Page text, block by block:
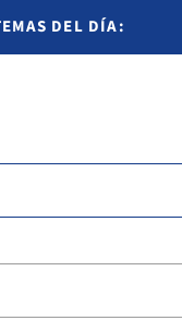
DEL DÍA: